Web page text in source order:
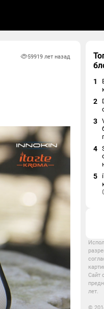
59919 лет назад
1
2
3
4
5
Сайт
лет.